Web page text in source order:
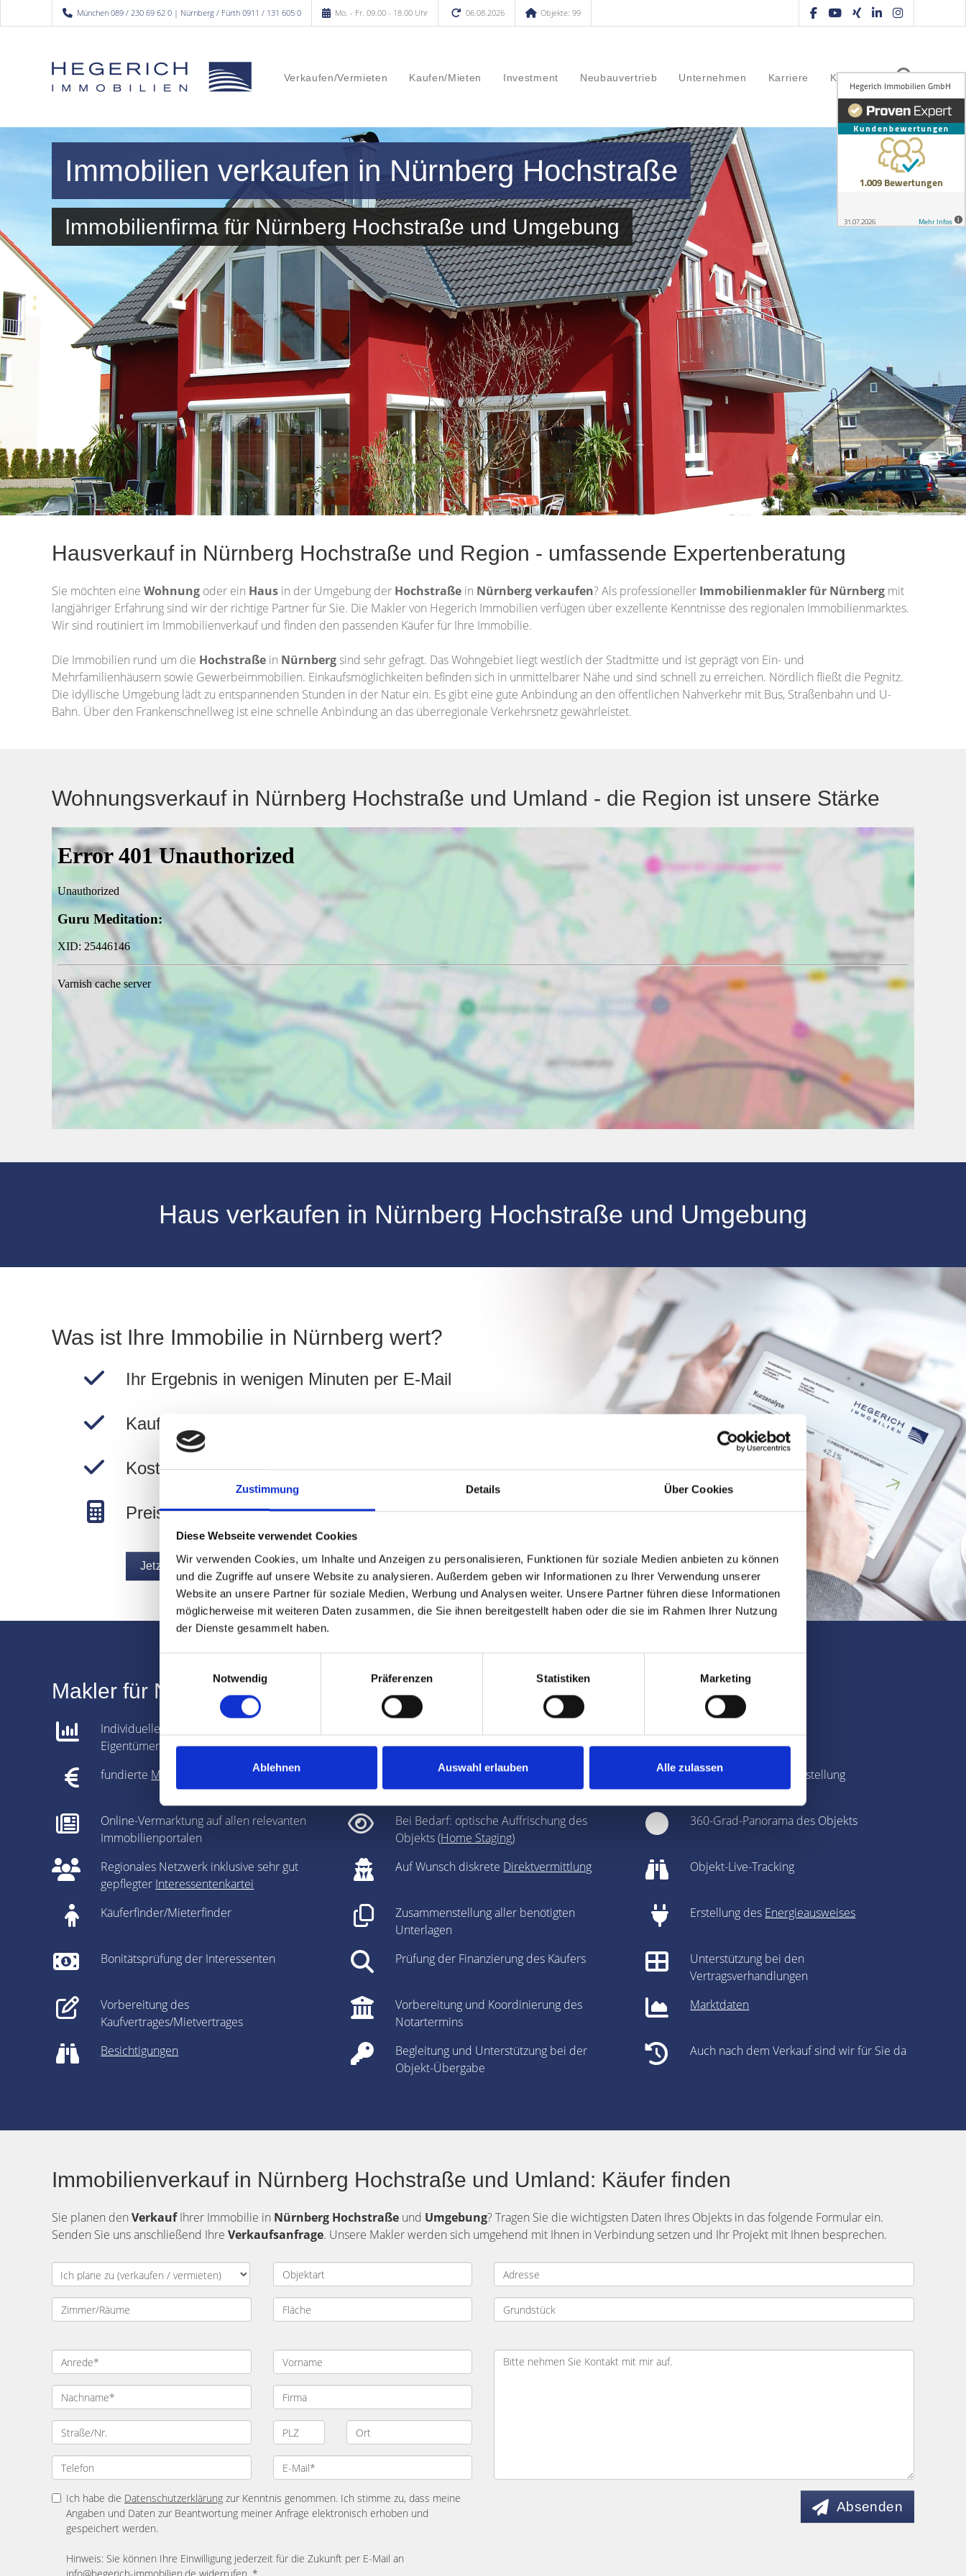
Zustimmung Details Über Cookies
Diese Webseite verwendet Cookies
Wir verwenden Cookies, um Inhalte und Anzeigen zu personalisieren, Funktionen für soziale Medien anbieten zu können
und die Zugriffe auf unsere Website zu analysieren. Außerdem geben wir Informationen zu Ihrer Verwendung unserer
Website an unsere Partner für soziale Medien, Werbung und Analysen weiter. Unsere Partner führen diese Informationen
möglicherweise mit weiteren Daten zusammen, die Sie ihnen bereitgestellt haben oder die sie im Rahmen Ihrer Nutzung
der Dienste gesammelt haben.
Notwendig
Präferenzen Statistiken Marketing
Ablehnen Auswahl erlauben Alle zulassen
München 089 / 230 69 62 0 | Nürnberg / Fürth 0911 / 131 605 0 Mo. - Fr. 09.00 - 18.00 Uhr 06.08.2026 Objekte: 99
Verkaufen/Vermieten Kaufen/Mieten Investment Neubauvertrieb Unternehmen Karriere Kontakt
Immobilien verkaufen in Nürnberg Hochstraße
Immobilienfirma für Nürnberg Hochstraße und Umgebung
Hausverkauf in Nürnberg Hochstraße und Region - umfassende Expertenberatung
Sie möchten eine Wohnung oder ein Haus in der Umgebung der Hochstraße in Nürnbergverkaufen? Als professioneller Immobilienmakler für Nürnberg mit
langjähriger Erfahrung sind wir der richtige Partner für Sie. Die Makler von Hegerich Immobilien verfügen über exzellente Kenntnisse des regionalen Immobilienmarktes.
Wir sind routiniert im Immobilienverkauf und finden den passenden Käufer für Ihre Immobilie.
Die Immobilien rund um die Hochstraße in Nürnbergsind sehr gefragt. Das Wohngebiet liegt westlich der Stadtmitte und ist geprägt von Ein- und
Mehrfamilienhäusern sowie Gewerbeimmobilien. Einkaufsmöglichkeiten befinden sich in unmittelbarer Nähe und sind schnell zu erreichen. Nördlich fließt die Pegnitz.
Die idyllische Umgebung lädt zu entspannenden Stunden in der Natur ein. Es gibt eine gute Anbindung an den öffentlichen Nahverkehr mit Bus, Straßenbahn und U-
Bahn. Über den Frankenschnellweg ist eine schnelle Anbindung an das überregionale Verkehrsnetz gewährleistet.
Wohnungsverkauf in Nürnberg Hochstraße und Umland - die Region ist unsere Stärke
Haus verkaufen in Nürnberg Hochstraße und Umgebung
Was ist Ihre Immobilie in Nürnberg wert?
Ihr Ergebnis in wenigen Minuten per E-Mail
Kauf- und Mietpreise in Nürnberg
Kostenlos und unverbindlich
Preise in Nürnberg berechnen!
Jetzt Immobilie bewerten
Makler für Nürnberg Hochstraße und Region - unsere Leistungen
Individuelle Analyse gemeinsam mit dem
Eigentümer
Immobilienverkauf
fundierte Marktpreisanalyse
Fachmännische und individuelle
Vermarktung
Fotografie & Exposé-Erstellung
Online-Vermarktung auf allen relevanten
Immobilienportalen
Bei Bedarf: optische Auffrischung des
Objekts (Home Staging)
360-Grad-Panorama des Objekts
Regionales Netzwerk inklusive sehr gut
gepflegter Interessentenkartei
Auf Wunsch diskrete Direktvermittlung Objekt-Live-Tracking
Käuferfinder/Mieterfinder
Zusammenstellung aller benötigten
Unterlagen
Erstellung des Energieausweises
Bonitätsprüfung der Interessenten Prüfung der Finanzierung des Käufers
Unterstützung bei den
Vertragsverhandlungen
Vorbereitung des
Kaufvertrages/Mietvertrages
Vorbereitung und Koordinierung des
Notartermins
Marktdaten
Besichtigungen
Begleitung und Unterstützung bei der
Objekt-Übergabe
Auch nach dem Verkauf sind wir für Sie da
Immobilienverkauf in Nürnberg Hochstraße und Umland: Käufer finden
Sie planen den VerkaufIhrer Immobilie in Nürnberg Hochstraße und Umgebung? Tragen Sie die wichtigsten Daten Ihres Objekts in das folgende Formular ein.
Senden Sie uns anschließend Ihre Verkaufsanfrage. Unsere Makler werden sich umgehend mit Ihnen in Verbindung setzen und Ihr Projekt mit Ihnen besprechen.
Ich habe die Datenschutzerklärung zur Kenntnis genommen. Ich stimme zu, dass meine
Angaben und Daten zur Beantwortung meiner Anfrage elektronisch erhoben und
gespeichert werden.
Hinweis: Sie können Ihre Einwilligung jederzeit für die Zukunft per E-Mail an
Absenden